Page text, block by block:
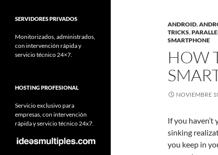
ANDROID,
TRICKS,
SMARTPHONE
HOW
NOVIEMBRE
If you
sinking
you keep in
SERVIDORES PRIVADOS
Monitorizados, administrados,
con intervención rápida y
servicio técnico 24×7.
HOSTING PROFESIONAL
Servicio exclusivo para
empresas, con intervención
rápida y servicio técnico 24x7.